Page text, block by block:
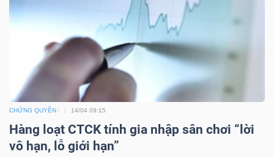
CHỨNG QUYỀN 14/04 09:15
Hàng loạt CTCK tính gia nhập sân chơi “lời
vô hạn, lỗ giới hạn”
CÔNG
NGHỆ
TIN